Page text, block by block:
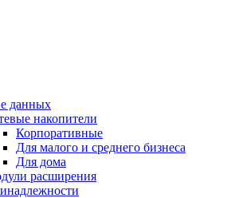
данных
накопители
Корпоративные
Для малого и среднего бизнеса
Для дома
расширения